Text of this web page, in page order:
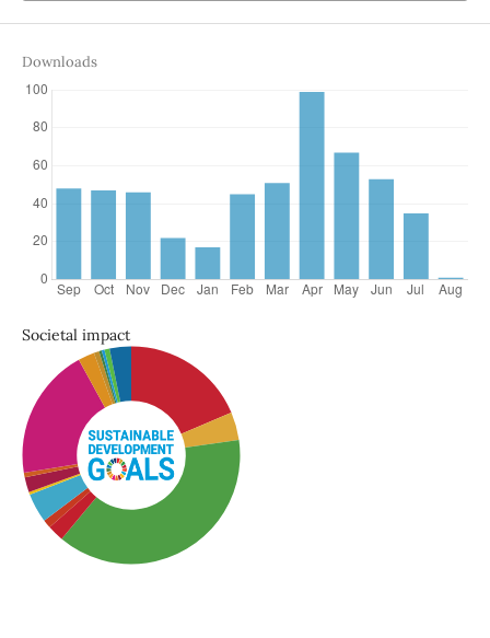
Downloads
Societal impact